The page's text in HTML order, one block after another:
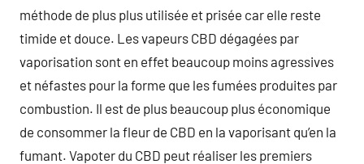
méthode de plus plus utilisée et prisée car elle reste
timide et douce. Les vapeurs CBD dégagées par
vaporisation sont en effet beaucoup moins agressives
et néfastes pour la forme que les fumées produites par
combustion. Il est de plus beaucoup plus économique
de consommer la fleur de CBD en la vaporisant qu’en la
fumant. Vapoter du CBD peut réaliser les premiers